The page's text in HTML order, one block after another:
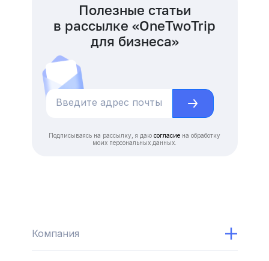
Полезные статьи
в рассылке «OneTwoTrip
для бизнеса»
Подписываясь на рассылку, я даю согласие на обработку
моих персональных данных.
Компания